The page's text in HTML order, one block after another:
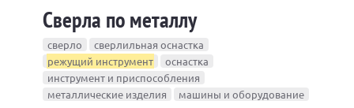
Сверла по металлу
сверло
сверлильная оснастка
режущий инструмент
оснастка
инструмент и приспособления
металлические изделия
машины и оборудование